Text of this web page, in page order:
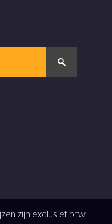
zijn exclusief btw |